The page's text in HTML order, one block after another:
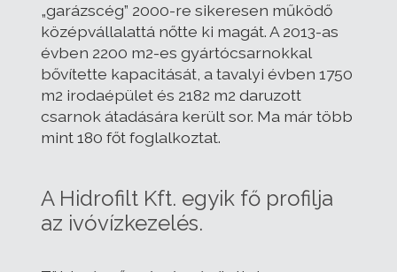
„garázscég” 2000-re sikeresen működő
középvállalattá nőtte ki magát. A 2013-as
évben 2200 m2-es gyártócsarnokkal
bővítette kapacitását, a tavalyi évben 1750
m2 irodaépület és 2182 m2 daruzott
csarnok átadására került sor. Ma már több
mint 180 főt foglalkoztat.
A Hidrofilt Kft. egyik fő profilja
az ivóvízkezelés.